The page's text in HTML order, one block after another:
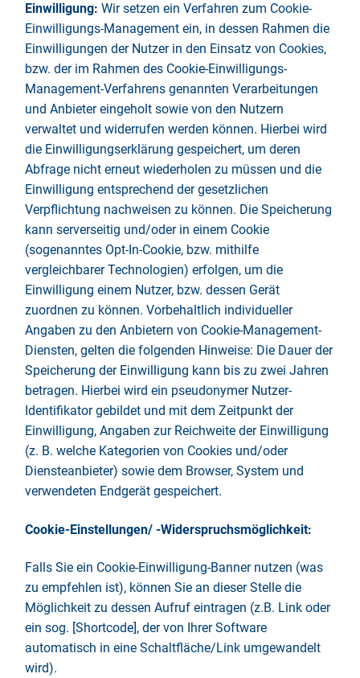
Einwilligung: Wir setzen ein Verfahren zum Cookie-
Einwilligungs-Management ein, in dessen Rahmen die
Einwilligungen der Nutzer in den Einsatz von Cookies,
bzw. der im Rahmen des Cookie-Einwilligungs-
Management-Verfahrens genannten Verarbeitungen
und Anbieter eingeholt sowie von den Nutzern
verwaltet und widerrufen werden können. Hierbei wird
die Einwilligungserklärung gespeichert, um deren
Abfrage nicht erneut wiederholen zu müssen und die
Einwilligung entsprechend der gesetzlichen
Verpflichtung nachweisen zu können. Die Speicherung
kann serverseitig und/oder in einem Cookie
(sogenanntes Opt-In-Cookie, bzw. mithilfe
vergleichbarer Technologien) erfolgen, um die
Einwilligung einem Nutzer, bzw. dessen Gerät
zuordnen zu können. Vorbehaltlich individueller
Angaben zu den Anbietern von Cookie-Management-
Diensten, gelten die folgenden Hinweise: Die Dauer der
Speicherung der Einwilligung kann bis zu zwei Jahren
betragen. Hierbei wird ein pseudonymer Nutzer-
Identifikator gebildet und mit dem Zeitpunkt der
Einwilligung, Angaben zur Reichweite der Einwilligung
(z. B. welche Kategorien von Cookies und/oder
Diensteanbieter) sowie dem Browser, System und
verwendeten Endgerät gespeichert.
Cookie-Einstellungen/ -Widerspruchsmöglichkeit:
Falls Sie ein Cookie-Einwilligung-Banner nutzen (was
zu empfehlen ist), können Sie an dieser Stelle die
Möglichkeit zu dessen Aufruf eintragen (z.B. Link oder
ein sog. [Shortcode], der von Ihrer Software
automatisch in eine Schaltfläche/Link umgewandelt
wird).